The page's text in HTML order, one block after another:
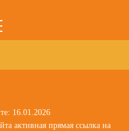
16.01.2026
активная прямая ссылка на